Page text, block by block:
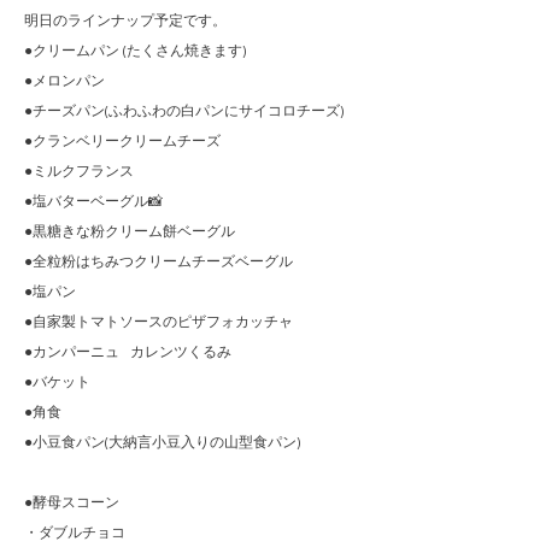
明日のラインナップ予定です。
●クリームパン (たくさん焼きます)
●メロンパン
●チーズパン(ふわふわの白パンにサイコロチーズ)
●クランベリークリームチーズ
●ミルクフランス
●塩バターベーグル📸
●黒糖きな粉クリーム餅ベーグル
●全粒粉はちみつクリームチーズベーグル
●塩パン
●自家製トマトソースのピザフォカッチャ
●カンパーニュ カレンツくるみ
●バケット
●角食
●小豆食パン(大納言小豆入りの山型食パン)
●酵母スコーン
・ダブルチョコ